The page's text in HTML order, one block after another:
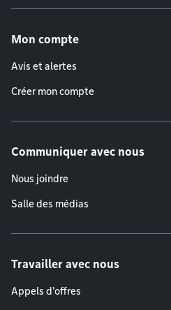
Mon compte
Avis et alertes
Créer mon compte
Communiquer avec nous
Nous joindre
Salle des médias
Travailler avec nous
Appels d'offres